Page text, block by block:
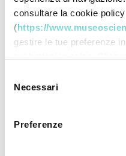
consultare la cookie policy
(https://
gestire le tue preferenze
su "Accetta selezionati"
utilizzando solo i cookie
altri. Selezionando
utilizzando solo i cookie
delNecessari
Preferenze